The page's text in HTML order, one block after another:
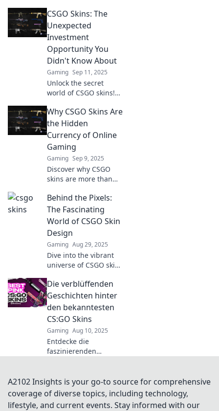
secrets, and strategies
for your ultimate
digital treasure hunt!
CSGO Skins: The
Unexpected
Investment
Opportunity You
Didn't Know About
Gaming Sep 11, 2025
Unlock the secret
world of CSGO skins!
virtual items could be
your next surprising
investment
opportunity.
Why CSGO Skins Are
the Hidden
Currency of Online
Gaming
Gaming Sep 9, 2025
Discover why CSGO
skins are more than
they’re the secret
currency changing the
face of online gaming!
Behind the Pixels:
The Fascinating
World of CSGO Skin
Design
Gaming Aug 29, 2025
Dive into the vibrant
universe of CSGO skin
secrets, trends, and
the artistry behind
your favorite in-game
gear.
Die verblüffenden
Geschichten hinter
den bekanntesten
CS:GO Skins
Gaming Aug 10, 2025
Entdecke die
faszinierenden
CS:GO Skins und
erfahre, was sie so
besonders macht!
A2102 Insights is your go-to source for comprehensive
coverage of diverse topics, including technology,
lifestyle, and current events. Stay informed with our